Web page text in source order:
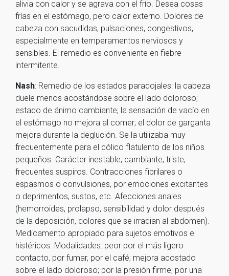
alivia con calor y se agrava con el frío. Desea cosas
frías en el estómago, pero calor externo. Dolores de
cabeza con sacudidas, pulsaciones, congestivos,
especialmente en temperamentos nerviosos y
sensibles. El remedio es conveniente en fiebre
intermitente.
Nash: Remedio de los estados paradojales: la cabeza
duele menos acostándose sobre el lado doloroso;
estado de ánimo cambiante; la sensación de vacío en
el estómago no mejora al comer; el dolor de garganta
mejora durante la deglución. Se la utilizaba muy
frecuentemente para el cólico flatulento de los niños
pequeños. Carácter inestable, cambiante, triste;
frecuentes suspiros. Contracciones fibrilares o
espasmos o convulsiones, por emociones excitantes
o deprimentos, sustos, etc. Afecciones anales
(hemorroides, prolapso, sensibilidad y dolor después
de la deposición, dolores que se irradian al abdomen).
Medicamento apropiado para sujetos emotivos e
histéricos. Modalidades: peor por el más ligero
contacto, por fumar, por el café; mejora acostado
sobre el lado doloroso; por la presión firme; por una